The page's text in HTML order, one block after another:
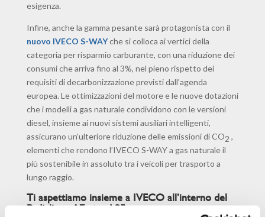
esigenza.
Infine, anche la gamma pesante sarà protagonista con il
nuovo IVECO S-WAYche si colloca ai vertici della
categoria per risparmio carburante, con una riduzione dei
consumi che arriva fino al 3%, nel pieno rispetto dei
requisiti di decarbonizzazione previsti dall’agenda
europea. Le ottimizzazioni del motore e le nuove dotazioni
che i modelli a gas naturale condividono con le versioni
diesel, insieme ai nuovi sistemi ausiliari intelligenti,
assicurano un’ulteriore riduzione delle emissioni di CO2 ,
elementi che rendono l’IVECO S-WAY a gas naturale il
più sostenibile in assoluto tra i veicoli per trasporto a
lungo raggio.
Ti aspettiamo insieme a IVECO all’interno del
Padiglione A7, stand 35.